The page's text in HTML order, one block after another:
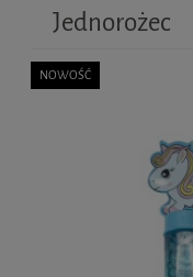
Jednorożec
NOWOŚĆ